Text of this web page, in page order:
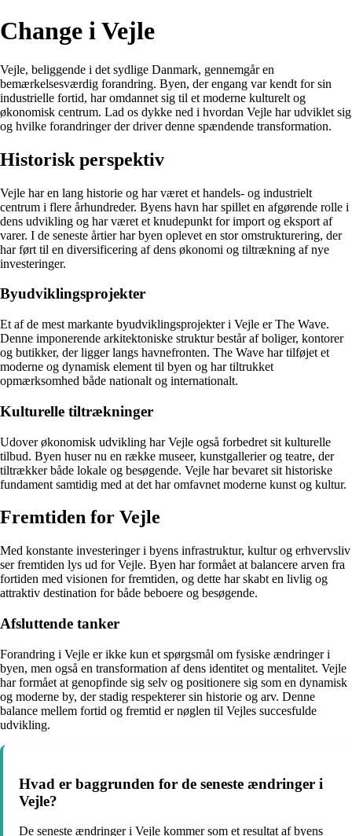
Change i Vejle
Vejle, beliggende i det sydlige Danmark, gennemgår en
bemærkelsesværdig forandring. Byen, der engang var kendt for sin
industrielle fortid, har omdannet sig til et moderne kulturelt og
økonomisk centrum. Lad os dykke ned i hvordan Vejle har udviklet sig
og hvilke forandringer der driver denne spændende transformation.
Historisk perspektiv
Vejle har en lang historie og har været et handels- og industrielt
centrum i flere århundreder. Byens havn har spillet en afgørende rolle i
dens udvikling og har været et knudepunkt for import og eksport af
varer. I de seneste årtier har byen oplevet en stor omstrukturering, der
har ført til en diversificering af dens økonomi og tiltrækning af nye
investeringer.
Byudviklingsprojekter
Et af de mest markante byudviklingsprojekter i Vejle er The Wave.
Denne imponerende arkitektoniske struktur består af boliger, kontorer
og butikker, der ligger langs havnefronten. The Wave har tilføjet et
moderne og dynamisk element til byen og har tiltrukket
opmærksomhed både nationalt og internationalt.
Kulturelle tiltrækninger
Udover økonomisk udvikling har Vejle også forbedret sit kulturelle
tilbud. Byen huser nu en række museer, kunstgallerier og teatre, der
tiltrækker både lokale og besøgende. Vejle har bevaret sit historiske
fundament samtidig med at det har omfavnet moderne kunst og kultur.
Fremtiden for Vejle
Med konstante investeringer i byens infrastruktur, kultur og erhvervsliv
ser fremtiden lys ud for Vejle. Byen har formået at balancere arven fra
fortiden med visionen for fremtiden, og dette har skabt en livlig og
attraktiv destination for både beboere og besøgende.
Afsluttende tanker
Forandring i Vejle er ikke kun et spørgsmål om fysiske ændringer i
byen, men også en transformation af dens identitet og mentalitet. Vejle
har formået at genopfinde sig selv og positionere sig som en dynamisk
og moderne by, der stadig respekterer sin historie og arv. Denne
balance mellem fortid og fremtid er nøglen til Vejles succesfulde
udvikling.
Hvad er baggrunden for de seneste ændringer i
Vejle?
De seneste ændringer i Vejle kommer som et resultat af byens